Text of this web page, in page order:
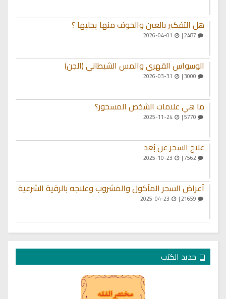
هل التفكير بالعين والخوف منها يجلبها ؟
الوسواس القهري والمس الشيطاني (الجن)
ما هي علامات الشخص المسحور؟
2025-11-24
علاج السحر عن بُعد
أعراض السحر المأكول والمشروب وعلاجه بالرقية الشرعية
جديد الكتب